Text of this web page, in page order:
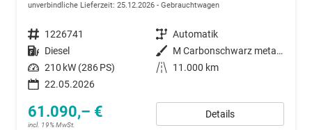
unverbindliche Lieferzeit: 25.12.2026 Gebrauchtwagen
Fahrzeugnummer 1226741 Getriebe Automatik
Kraftstoff Diesel Außenfarbe
M Carbonschwarz metallic
Leistung 210 kW (286 PS) Kilometerstand
11.000 km
22.05.2026
61.090,– €
incl. 19% MwSt.
Details